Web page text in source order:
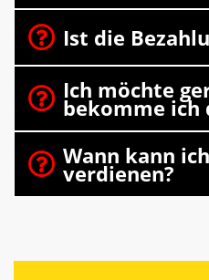
Ist die
Ich möchte
bekomme ich
Nach erfolgreicher
eine Email von
Zugangsdaten zum
Wann kann
verdienen?